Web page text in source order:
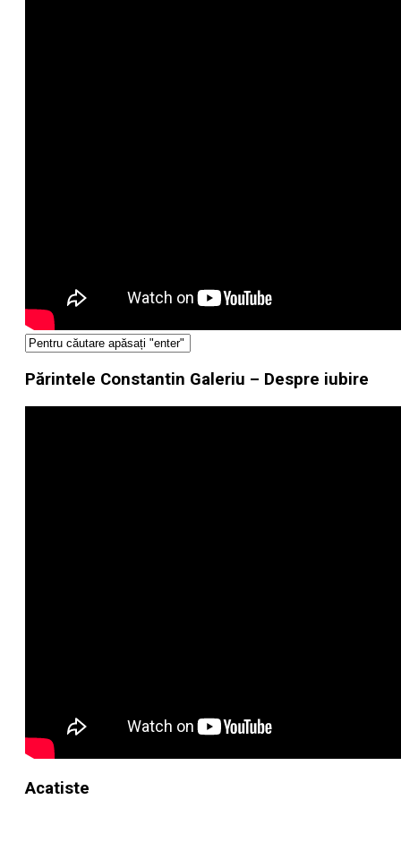
Părintele Constantin Galeriu – Despre iubire
Acatiste